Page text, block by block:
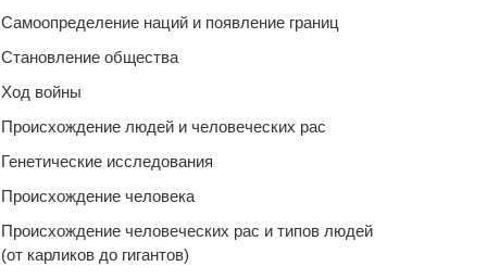
Самоопределение наций и появление границ
Становление общества
Ход войны
Происхождение людей и человеческих рас
Генетические исследования
Происхождение человека
Происхождение человеческих рас и типов людей
(от карликов до гигантов)